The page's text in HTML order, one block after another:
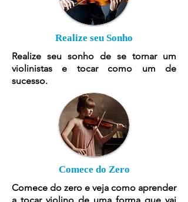
Realize seu Sonho
Realize seu sonho de se tornar um
violinistas e tocar como um de
sucesso.
Comece do Zero
Comece do zero e veja como aprender